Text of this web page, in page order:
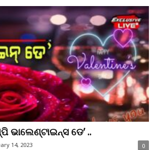
ଡେ’ ..
14, 2023 0